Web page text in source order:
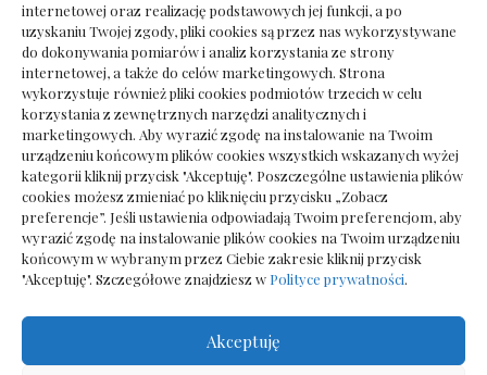
internetowej oraz realizację podstawowych jej funkcji, a po
uzyskaniu Twojej zgody, pliki cookies są przez nas wykorzystywane
do dokonywania pomiarów i analiz korzystania ze strony
internetowej, a także do celów marketingowych. Strona
wykorzystuje również pliki cookies podmiotów trzecich w celu
korzystania z zewnętrznych narzędzi analitycznych i
marketingowych. Aby wyrazić zgodę na instalowanie na Twoim
urządzeniu końcowym plików cookies wszystkich wskazanych wyżej
kategorii kliknij przycisk "Akceptuję". Poszczególne ustawienia plików
cookies możesz zmieniać po kliknięciu przycisku „Zobacz
preferencje”. Jeśli ustawienia odpowiadają Twoim preferencjom, aby
wyrazić zgodę na instalowanie plików cookies na Twoim urządzeniu
końcowym w wybranym przez Ciebie zakresie kliknij przycisk
"Akceptuję". Szczegółowe znajdziesz w Polityce prywatności.
Akceptuję
Deska podłogowa do salonu: jak wybrać bez
pośpiechu